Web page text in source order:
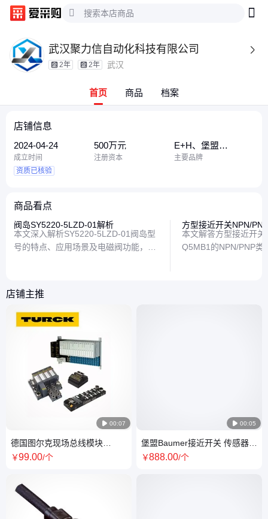
武汉聚力信自动化科技有限公司 
2年 2年 武汉
首页 商品 档案
店铺信息
2024-04-24
成立时间
500万元
注册资本
E+H、堡盟
BAUMER、德国贺
德克
主要品牌
资质已核验
商品看点
阀岛SY5220-5LZD-01解析
本文深入解析SY5220-5LZD-01阀岛型
号的特点、应用场景及电磁阀功能，帮
方型接近开关NPN/
本文解答方型接近开
Q5MB1的NPN/PNP类
店铺主推
 00:07
德国图尔克现场总线模块
TBEN-L5-16DXP原装进口
￥99.00/个
 00:05
堡盟Baumer接近开关 传感器
IFRP 12P1501/S14原装现货
￥888.00/个